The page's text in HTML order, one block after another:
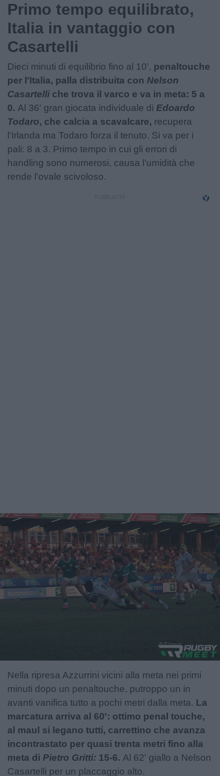
Primo tempo equilibrato,
Italia in vantaggio con
Casartelli
Dieci minuti di equilibrio fino al 10', penaltouche
per l'Italia, palla distribuita con Nelson
Casartelli che trova il varco e va in meta: 5 a
0. Al 36' gran giocata individuale di Edoardo
Todaro, che calcia a scavalcare, recupera
l'Irlanda ma Todaro forza il tenuto. Si va per i
pali: 8 a 3. Primo tempo in cui gli errori di
handling sono numerosi, causa l'umidità che
rende l'ovale scivoloso.
Nella ripresa Azzurrini vicini alla meta nei primi
minuti dopo un penaltouche, putroppo un in
avanti vanifica tutto a pochi metri dalla meta. La
marcatura arriva al 60': ottimo penal touche,
al maul si legano tutti, carrettino che avanza
incontrastato per quasi trenta metri fino alla
meta di Pietro Gritti: 15-6. Al 62' giallo a Nelson
Casartelli per un placcaggio alto.